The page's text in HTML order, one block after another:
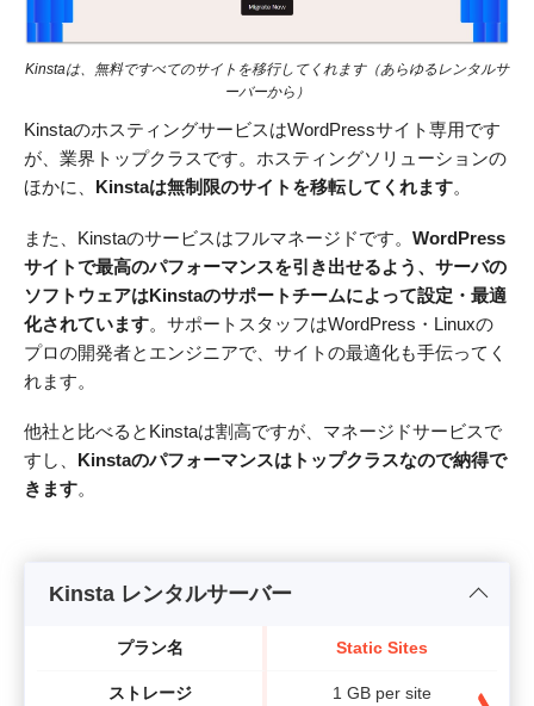
Kinstaは、無料ですべてのサイトを移行してくれます（あらゆるレンタルサ
ーバーから）
KinstaのホスティングサービスはWordPressサイト専用です
が、業界トップクラスです。ホスティングソリューションの
ほかに、 Kinstaは無制限のサイトを移転してくれます。
また、Kinstaのサービスはフルマネージドです。 WordPress
サイトで最高のパフォーマンスを引き出せるよう、サーバの
ソフトウェアはKinstaのサポートチームによって設定・最適
化されています。サポートスタッフはWordPress・Linuxの
プロの開発者とエンジニアで、サイトの最適化も手伝ってく
れます。
他社と比べるとKinstaは割高ですが、マネージドサービスで
すし、 Kinstaのパフォーマンスはトップクラスなので納得で
きます。
Kinsta レンタルサーバー
プラン名
ストレージ
Static Sites
1 GB per site